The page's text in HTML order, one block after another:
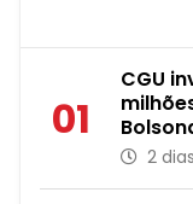
01
CGU
2